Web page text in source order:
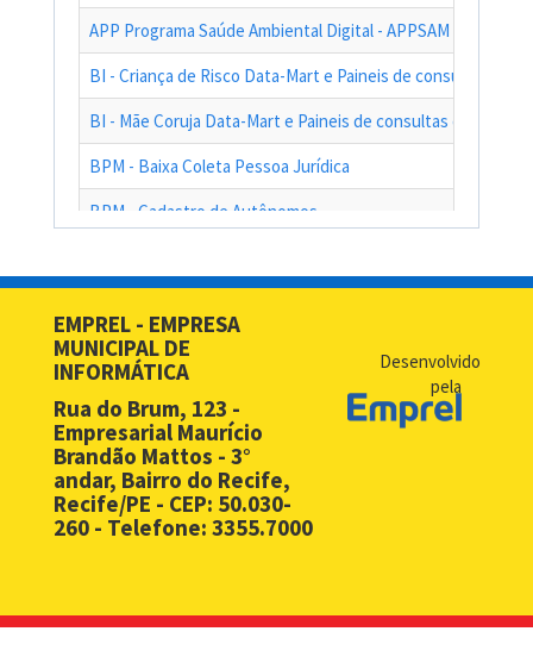
APP Programa Saúde Ambiental Digital - APPSAM
BI - Criança de Risco Data-Mart e Paineis de consultas das
BI - Mãe Coruja Data-Mart e Paineis de consultas das
BPM - Baixa Coleta Pessoa Jurídica
BPM - Cadastro de Autônomos
BPM - Cadastro Simplificado para Contribuintes de Outros
BPM - Desbloqueio de Senha Web - PF
BPM - Desbloqueio de Senha Web - PJ
BPM - Licença Premio
BPM - Monitoramento Áreas de Risco
EMPREL - EMPRESA
MUNICIPAL DE
INFORMÁTICA
Rua do Brum, 123 -
Empresarial Maurício
Brandão Mattos - 3°
andar, Bairro do Recife,
Recife/PE - CEP: 50.030-
260 - Telefone: 3355.7000
Desenvolvido
pela